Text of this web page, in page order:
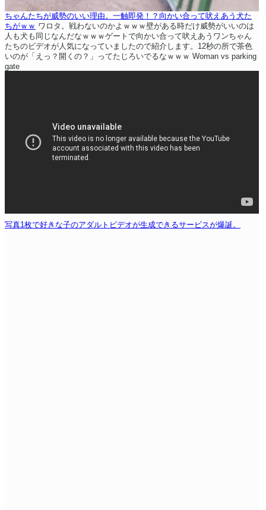
ちゃんたちが威勢のいい理由。一触即発！？向かい合って吠えあう犬た
ちがｗｗ ワロタ。戦わないのかよｗｗｗ壁がある時だけ威勢がいいのは
人も犬も同じなんだなｗｗｗゲートで向かい合って吠えあうワンちゃん
たちのビデオが人気になっていましたので紹介します。12秒の所で茶色
いのが「えっ？開くの？」ってたじろいでるなｗｗｗ Woman vs parking
gate
写真1枚で好きな子のアダルトビデオが生成できるサービスが爆誕。